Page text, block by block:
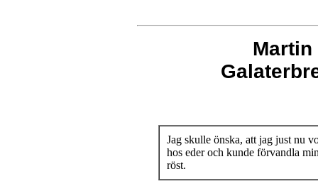
Jag skulle önska, att jag just nu
hos eder och kunde förvandla
röst.